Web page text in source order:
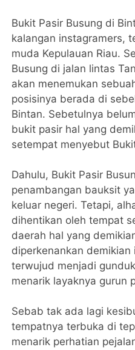
Bukit Pasir Busung di
kalangan instagramers,
muda Kepulauan Riau.
Busung di jalan lintas
akan menemukan
posisinya berada di
Bintan. Sebetulnya
bukit pasir hal yang
setempat menyebut
Dahulu, Bukit Pasir
penambangan bauksit
keluar negeri. Tetapi,
dihentikan oleh tempat
daerah hal yang
diperkenankan
terwujud menjadi
menarik layaknya gurun
Sebab tak ada lagi
tempatnya terbuka di
menarik perhatian